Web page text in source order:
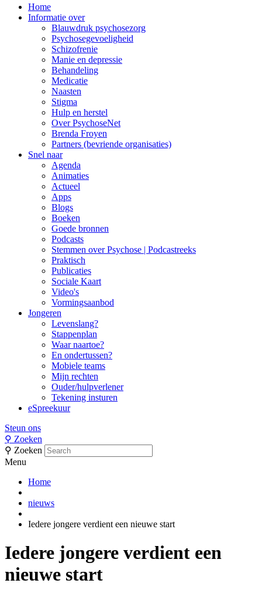
Main
Navigation
Home
Informatie over
Blauwdruk psychosezorg
Psychosegevoeligheid
Schizofrenie
Manie en depressie
Behandeling
Medicatie
Naasten
Stigma
Hulp en herstel
Over PsychoseNet
Brenda Froyen
Partners (bevriende organisaties)
Snel naar
Agenda
Animaties
Actueel
Apps
Blogs
Boeken
Goede bronnen
Podcasts
Stemmen over Psychose | Podcastreeks
Praktisch
Publicaties
Sociale Kaart
Video's
Vormingsaanbod
Jongeren
Levenslang?
Stappenplan
Waar naartoe?
En ondertussen?
Mobiele teams
Mijn rechten
Ouder/hulpverlener
Tekening insturen
eSpreekuur
Steun ons
⚲ Zoeken
⚲ Zoeken
Menu
Home
nieuws
Iedere jongere verdient een nieuwe start
Iedere jongere verdient een
nieuwe start